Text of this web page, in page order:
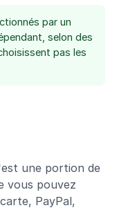
par un
selon des
pas les
une portion de
vous pouvez
PayPal,